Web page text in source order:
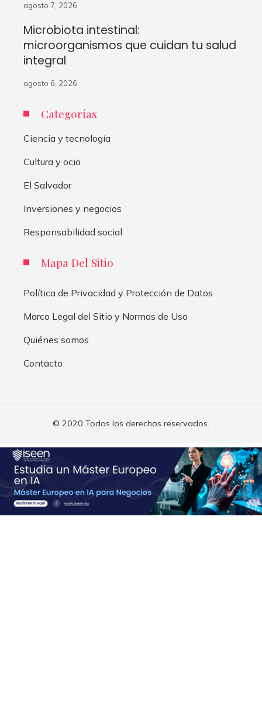
agosto 7, 2026
Microbiota intestinal:
microorganismos que cuidan tu salud
integral
agosto 6, 2026
Categorías
Ciencia y tecnología
Cultura y ocio
El Salvador
Inversiones y negocios
Responsabilidad social
Mapa Del Sitio
Política de Privacidad y Protección de Datos
Marco Legal del Sitio y Normas de Uso
Quiénes somos
Contacto
© 2020 Todos los derechos reservados.